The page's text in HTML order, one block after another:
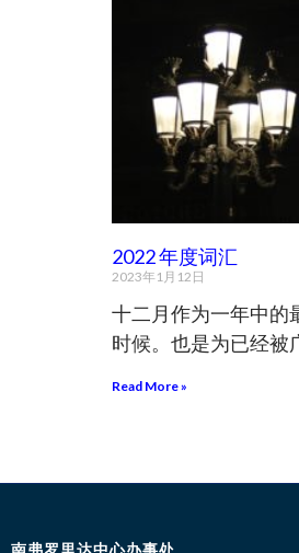
2022 年度词汇
2023年1月12日
十二月作为一年中的
时候。也是为已经被
Read More »